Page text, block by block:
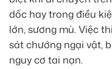
dốc hay trong điều
lớn, sương mù. Việc
sát chướng ngại vật,
nguy cơ tai nạn.